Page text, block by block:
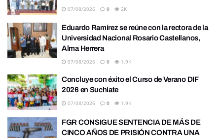
07/08/2026 0 2K
Eduardo Ramírez se reúne con la rectora de la
Universidad Nacional Rosario Castellanos,
Alma Herrera
07/08/2026 0 1.9K
Concluye con éxito el Curso de Verano DIF
2026 en Suchiate
07/08/2026 0 1.9K
FGR CONSIGUE SENTENCIA DE MÁS DE
CINCO AÑOS DE PRISIÓN CONTRA UNA